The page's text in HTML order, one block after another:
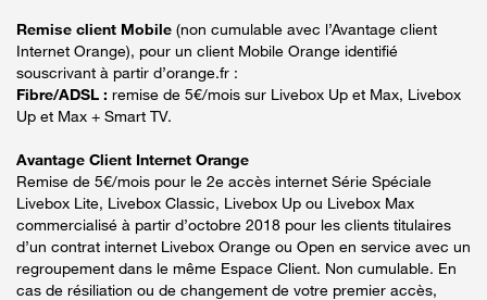
Remise client Mobile (non cumulable avec l’Avantage client
Internet Orange), pour un client Mobile Orange identifié
souscrivant à partir d’orange.fr :
Fibre/ADSL : remise de 5€/mois sur Livebox Up et Max, Livebox
Up et Max + Smart TV.
Avantage Client Internet Orange
Remise de 5€/mois pour le 2e accès internet Série Spéciale
Livebox Lite, Livebox Classic, Livebox Up ou Livebox Max
commercialisé à partir d’octobre 2018 pour les clients titulaires
d’un contrat internet Livebox Orange ou Open en service avec un
regroupement dans le même Espace Client. Non cumulable. En
cas de résiliation ou de changement de votre premier accès,